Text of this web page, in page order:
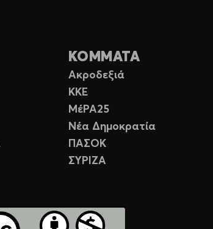
ΚΟΜΜΑΤΑ
Ακροδεξιά
ΚΚΕ
ΜέΡΑ25
Νέα Δημοκρατία
ΠΑΣΟΚ
ΣΥΡΙΖΑ